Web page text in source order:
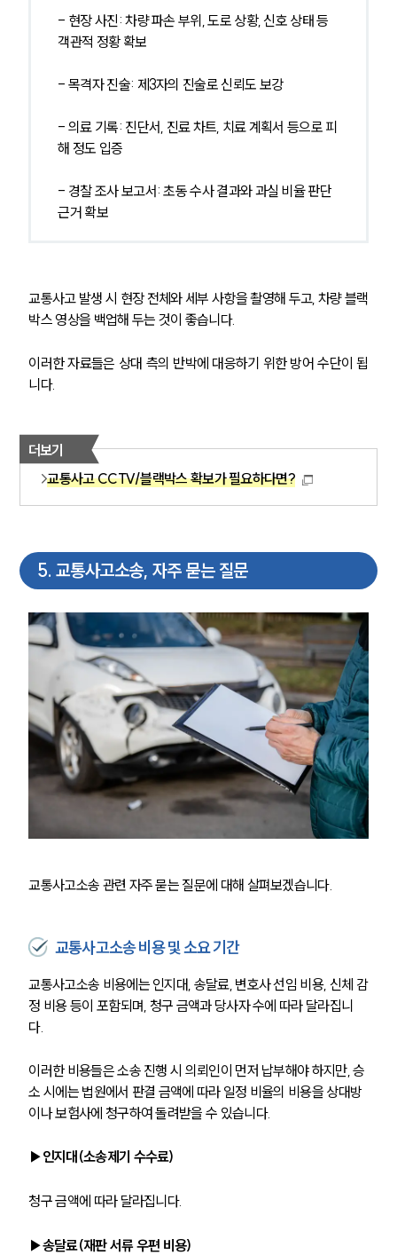
- 현장 사진: 차량 파손 부위, 도로 상황, 신호 상태 등
객관적 정황 확보
- 목격자 진술: 제3자의 진술로 신뢰도 보강
- 의료 기록: 진단서, 진료 차트, 치료 계획서 등으로 피
해 정도 입증
- 경찰 조사 보고서: 초동 수사 결과와 과실 비율 판단
근거 확보
교통사고 발생 시 현장 전체와 세부 사항을 촬영해 두고, 차량 블랙
박스 영상을 백업해 두는 것이 좋습니다.
이러한 자료들은 상대 측의 반박에 대응하기 위한 방어 수단이 됩
니다.
더보기
교통사고 CCTV/블랙박스 확보가 필요하다면?
5. 교통사고소송, 자주 묻는 질문
교통사고소송 관련 자주 묻는 질문에 대해 살펴보겠습니다.
교통사고소송 비용 및 소요 기간
교통사고소송 비용에는 인지대, 송달료, 변호사 선임 비용, 신체 감
정 비용 등이 포함되며, 청구 금액과 당사자 수에 따라 달라집니
다.
이러한 비용들은 소송 진행 시 의뢰인이 먼저 납부해야 하지만, 승
소 시에는 법원에서 판결 금액에 따라 일정 비율의 비용을 상대방
이나 보험사에 청구하여 돌려받을 수 있습니다.
▶인지대(소송제기 수수료)
청구 금액에 따라 달라집니다.
▶송달료(재판 서류 우편 비용)